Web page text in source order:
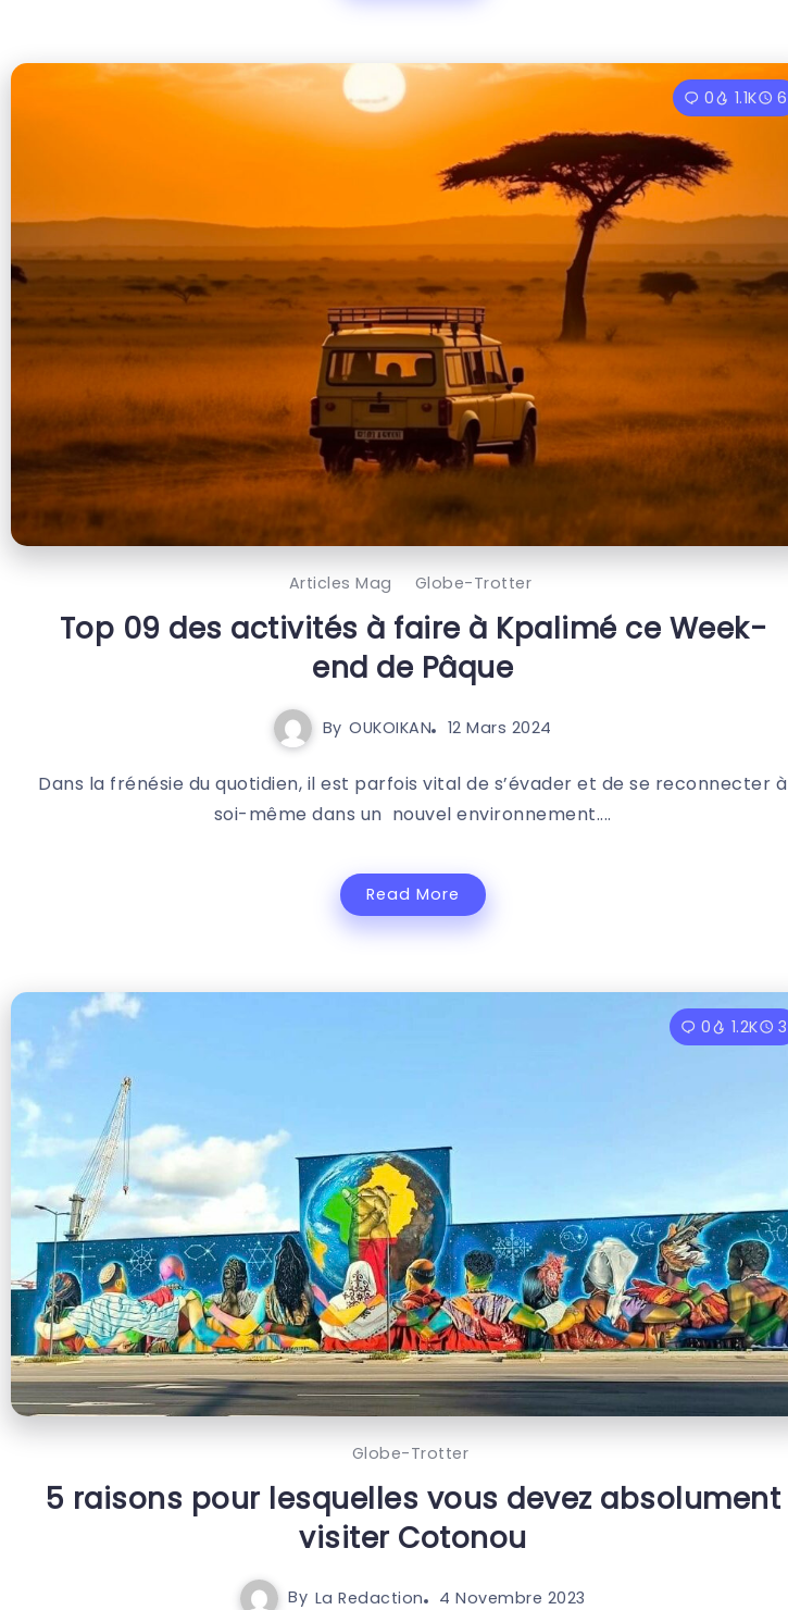
0 1.1K 6
Articles Mag Globe-Trotter
Top 09 des activités à faire à Kpalimé ce Week-
end de Pâque
By OUKOIKAN 12 Mars 2024
Dans la frénésie du quotidien, il est parfois vital de s’évader et de se reconnecter à
soi-même dans un nouvel environnement....
Read More
0 1.2K 3
Globe-Trotter
5 raisons pour lesquelles vous devez absolument
visiter Cotonou
By La Redaction 4 Novembre 2023